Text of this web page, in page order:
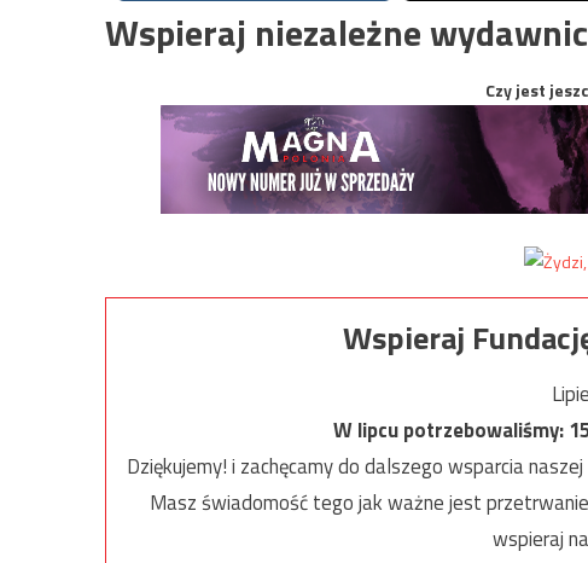
Wspieraj niezależne
Czy jest
Wspieraj
W lipcu potrzebowaliśmy:
Dziękujemy! i zachęcamy do dalszego wsparcia
Masz świadomość tego jak ważne jest
wspieraj